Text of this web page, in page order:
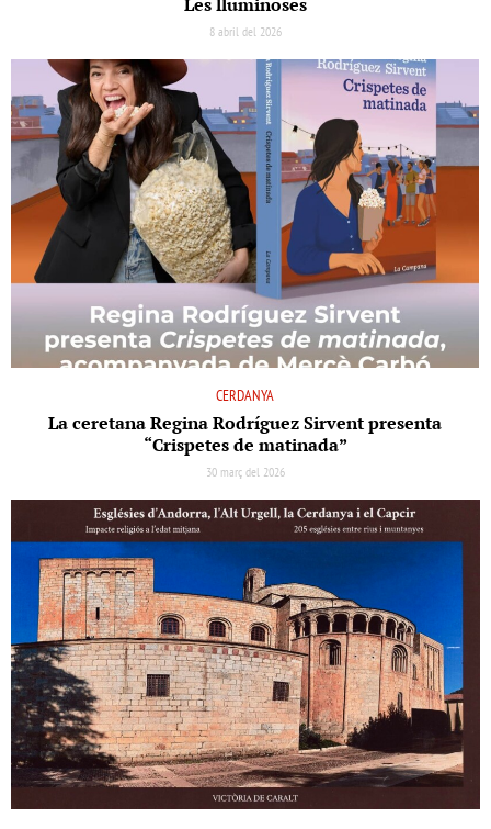
8 abril del 2026
CERDANYA
La ceretana Regina Rodríguez Sirvent presenta
“Crispetes de matinada”
30 març del 2026